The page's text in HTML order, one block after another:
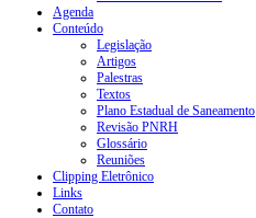
Agenda
Conteúdo
Legislação
Artigos
Palestras
Textos
Plano Estadual de Saneamento
Revisão PNRH
Glossário
Reuniões
Clipping Eletrônico
Links
Contato